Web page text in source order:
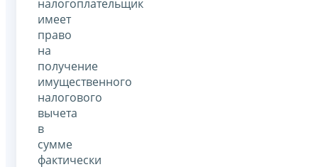
налогоплательщик
имеет
право
на
получение
имущественного
налогового
вычета
в
сумме
фактически